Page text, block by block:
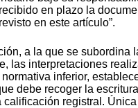
en plazo la
en este artículo”.
a la que se subordina
las interpretaciones
inferior,
debe recoger la
calificación registral.